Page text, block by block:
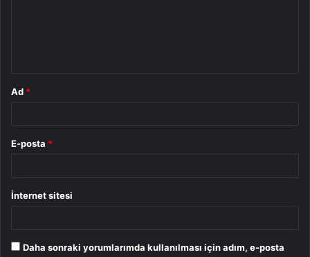
Ad *
E-posta *
İnternet sitesi
Daha sonraki yorumlarımda kullanılması için adım, e-posta